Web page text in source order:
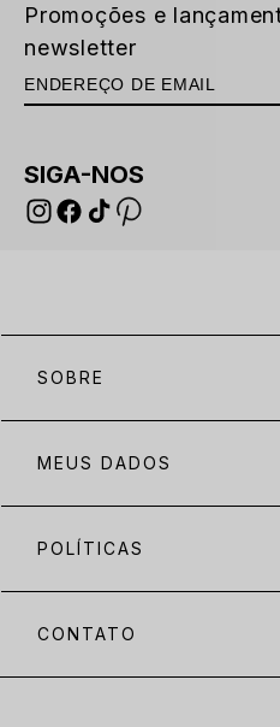
Promoções e
newsletter
SIGA-NOS
SOBRE
MEUS DADOS
POLÍTICAS
CONTATO